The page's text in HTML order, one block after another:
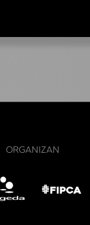
ORGANIZAN